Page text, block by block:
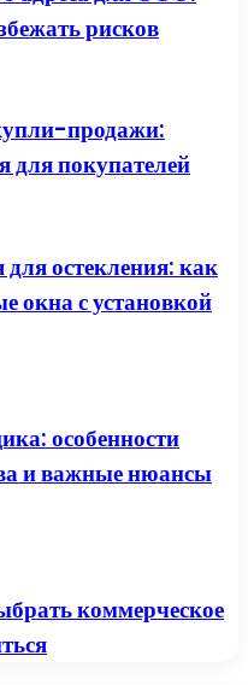
рисков
продажи:
для покупателей
остекления: как
окна с установкой
особенности
и важные нюансы
коммерческое